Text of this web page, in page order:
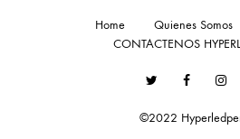
©2022
Home Quienes Somos
CONTACTENOS
TwitterFacebook